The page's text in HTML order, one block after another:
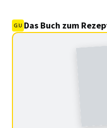
Das Buch zum